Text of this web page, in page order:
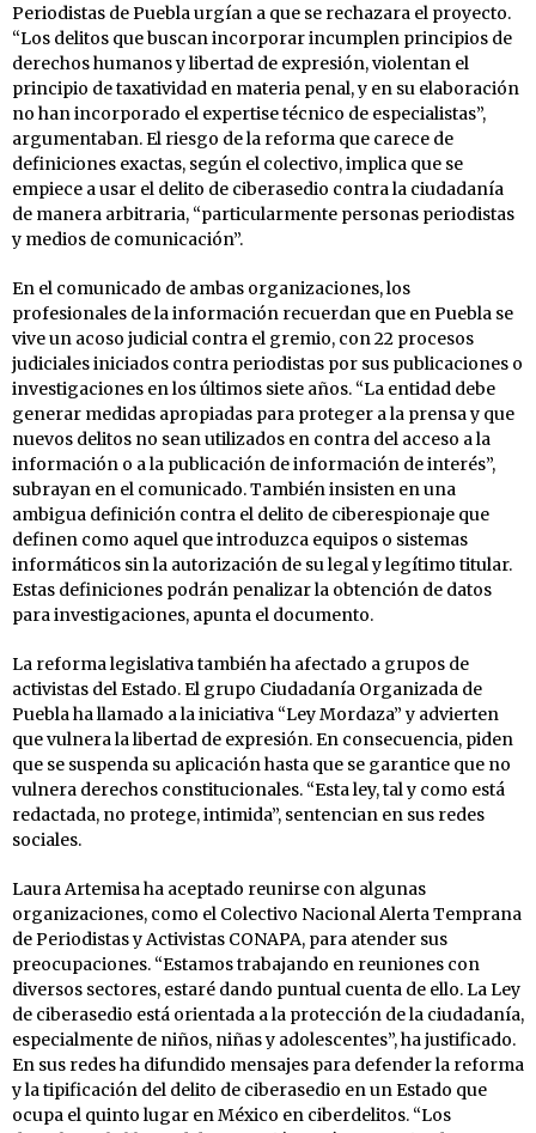
Periodistas de Puebla urgían a que se rechazara el proyecto.
“Los delitos que buscan incorporar incumplen principios de
derechos humanos y libertad de expresión, violentan el
principio de taxatividad en materia penal, y en su elaboración
no han incorporado el expertise técnico de especialistas”,
argumentaban. El riesgo de la reforma que carece de
definiciones exactas, según el colectivo, implica que se
empiece a usar el delito de ciberasedio contra la ciudadanía
de manera arbitraria, “particularmente personas periodistas
y medios de comunicación”.
En el comunicado de ambas organizaciones, los
profesionales de la información recuerdan que en Puebla se
vive un acoso judicial contra el gremio, con 22 procesos
judiciales iniciados contra periodistas por sus publicaciones o
investigaciones en los últimos siete años. “La entidad debe
generar medidas apropiadas para proteger a la prensa y que
nuevos delitos no sean utilizados en contra del acceso a la
información o a la publicación de información de interés”,
subrayan en el comunicado. También insisten en una
ambigua definición contra el delito de ciberespionaje que
definen como aquel que introduzca equipos o sistemas
informáticos sin la autorización de su legal y legítimo titular.
Estas definiciones podrán penalizar la obtención de datos
para investigaciones, apunta el documento.
La reforma legislativa también ha afectado a grupos de
activistas del Estado. El grupo Ciudadanía Organizada de
Puebla ha llamado a la iniciativa “Ley Mordaza” y advierten
que vulnera la libertad de expresión. En consecuencia, piden
que se suspenda su aplicación hasta que se garantice que no
vulnera derechos constitucionales. “Esta ley, tal y como está
redactada, no protege, intimida”, sentencian en sus redes
sociales.
Laura Artemisa ha aceptado reunirse con algunas
organizaciones, como el Colectivo Nacional Alerta Temprana
de Periodistas y Activistas CONAPA, para atender sus
preocupaciones. “Estamos trabajando en reuniones con
diversos sectores, estaré dando puntual cuenta de ello. La Ley
de ciberasedio está orientada a la protección de la ciudadanía,
especialmente de niños, niñas y adolescentes”, ha justificado.
En sus redes ha difundido mensajes para defender la reforma
y la tipificación del delito de ciberasedio en un Estado que
ocupa el quinto lugar en México en ciberdelitos. “Los